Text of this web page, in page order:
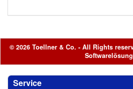
© 2026 Toellner & Co. - All Rights
Service